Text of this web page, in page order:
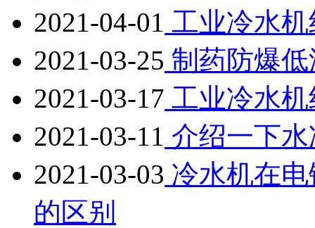
2021-04-01 工业冷水
2021-03-25 制药防爆
2021-03-17 工业冷水
2021-03-11 介绍一下
2021-03-03 冷水机在
的区别